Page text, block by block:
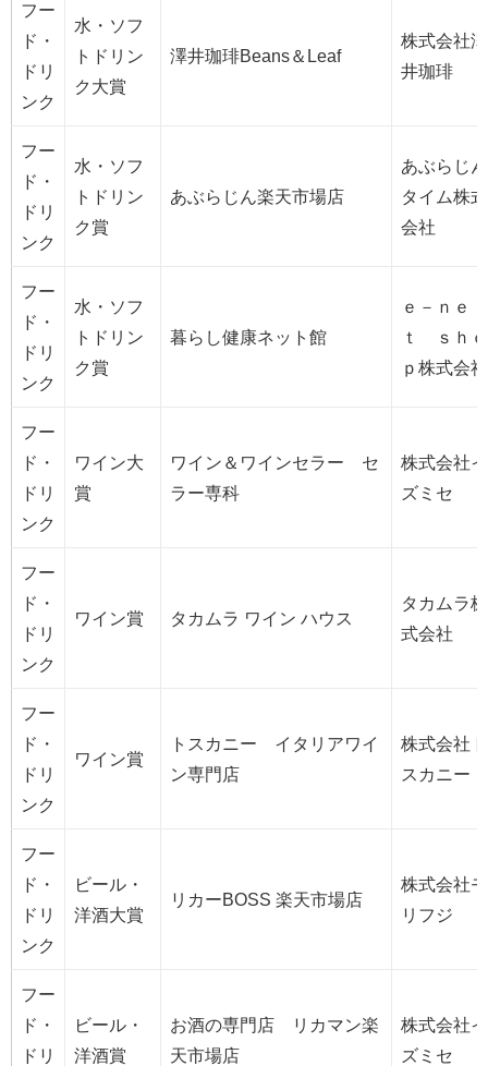
フー
ド・
ドリ
ンク
水・ソフ
トドリン
ク大賞
澤井珈琲Beans＆Leaf
株式会社澤
井珈琲
フー
ド・
ドリ
ンク
水・ソフ
トドリン
ク賞
あぶらじん楽天市場店
あぶらじん
タイム株式
会社
フー
ド・
ドリ
ンク
水・ソフ
トドリン
ク賞
暮らし健康ネット館
ｅ－ｎｅ
ｔ ｓｈｏ
ｐ株式会社
フー
ド・
ドリ
ンク
ワイン大
賞
ワイン＆ワインセラー セ
ラー専科
株式会社イ
ズミセ
フー
ド・
ドリ
ンク
ワイン賞 タカムラ ワイン ハウス
タカムラ株
式会社
フー
ド・
ドリ
ンク
ワイン賞
トスカニー イタリアワイ
ン専門店
株式会社ト
スカニー
フー
ド・
ドリ
ンク
ビール・
洋酒大賞
リカーBOSS 楽天市場店
株式会社モ
リフジ
フー
ド・
ドリ
ビール・
洋酒賞
お酒の専門店 リカマン楽
天市場店
株式会社イ
ズミセ